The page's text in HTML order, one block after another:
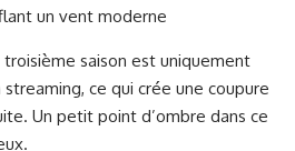
un vent moderne
saison est uniquement
ce qui crée une coupure
Un petit point d’ombre dans ce